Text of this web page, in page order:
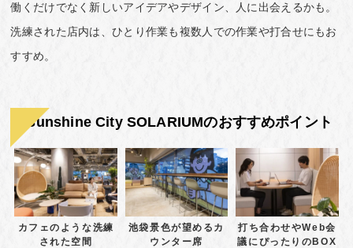
働くだけでなく新しいアイデアやデザイン、人に出会えるかも。
洗練された店内は、ひとり作業も複数人での作業や打合せにもお
すすめ。
Sunshine City SOLARIUMのおすすめポイント
カフェのような洗練
された空間
池袋景色が望めるカ
ウンター席
打ち合わせやWeb会
議にぴったりのBOX